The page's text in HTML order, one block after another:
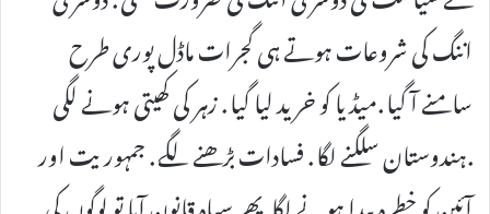
اننگ کی شروعات ہوتے ہی گجرات ماڈل پوری طرح
سامنے آ گیا .میڈیا کو خرید لیا گیا . زہر کی کھیتی ہونے لگی
.ہندوستان سلگنے لگا . فسادات بڑھنے لگے . جمہوریت اور